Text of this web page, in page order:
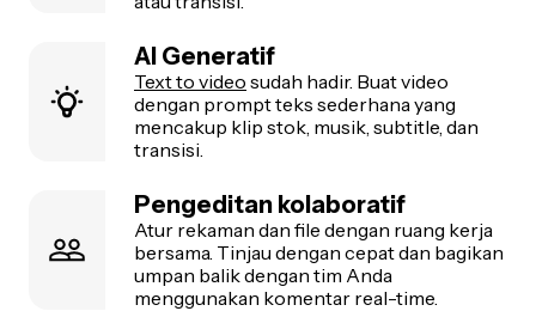
AI Generatif
Text to video sudah hadir. Buat video
dengan prompt teks sederhana yang
mencakup klip stok, musik, subtitle, dan
transisi.
Pengeditan kolaboratif
Atur rekaman dan file dengan ruang kerja
bersama. Tinjau dengan cepat dan bagikan
umpan balik dengan tim Anda
menggunakan komentar real-time.